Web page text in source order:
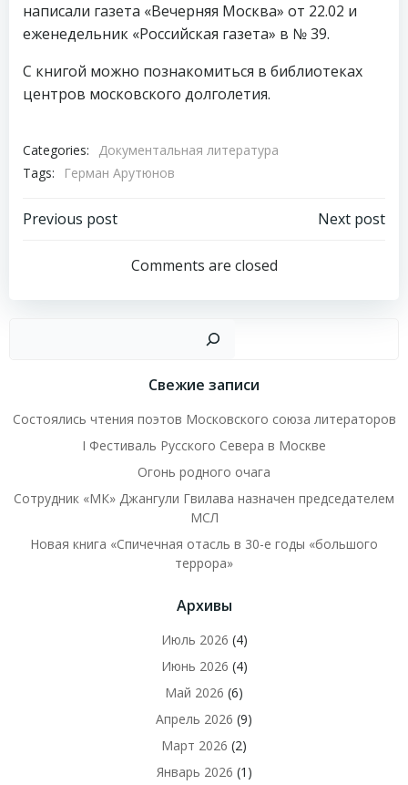
написали газета «Вечерняя Москва» от 22.02 и
еженедельник «Российская газета» в № 39.
С книгой можно познакомиться в библиотеках
центров московского долголетия.
Categories:
Документальная литература
Tags:
Герман Арутюнов
Навигация
записям
Previous post
Навигация
по
записям
Next post
Comments are closed
Свежие записи
Состоялись чтения поэтов Московского союза литераторов
I Фестиваль Русского Севера в Москве
Огонь родного очага
Сотрудник «МК» Джангули Гвилава назначен председателем
МСЛ
Новая книга «Спичечная отасль в 30-е годы «большого
террора»
Архивы
Июль 2026 (4)
Июнь 2026 (4)
Май 2026 (6)
Апрель 2026 (9)
Март 2026 (2)
Январь 2026 (1)